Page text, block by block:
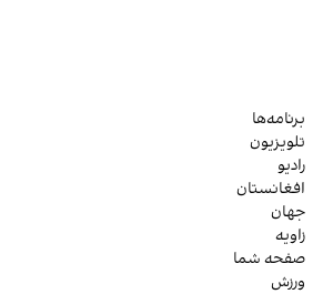
برنامه‌ها
تلویزیون
رادیو
افغانستان
جهان
زاویه
صفحه شما
ورزش